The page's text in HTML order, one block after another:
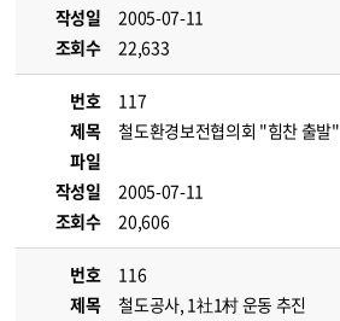
작성일
2005-07-11
조회수
22,633
번호
117
제목
철도환경보전협의회 "힘찬 출발"
파일
작성일
2005-07-11
조회수
20,606
번호
116
제목
철도공사, 1社1村 운동 추진